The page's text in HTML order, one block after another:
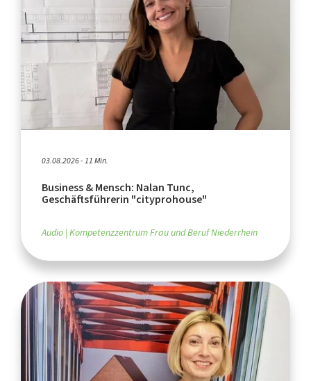
03.08.2026 - 11 Min.
Business & Mensch: Nalan Tunc,
Geschäftsführerin "cityprohouse"
Audio Kompetenzzentrum Frau und Beruf Niederrhein